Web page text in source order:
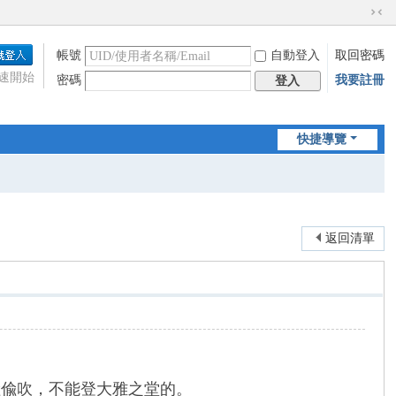
切
到
窄
帳號 自動登入
取回密碼
密碼
登入 我要註冊
開始
快捷導覽
返回清單
吹，不能登大雅之堂的。